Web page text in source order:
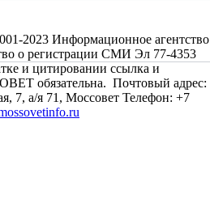
2023 Информационное агентство
о регистрации СМИ Эл 77-4353
и цитировании ссылка и
обязательна. Почтовый адрес:
7, а/я 71, Моссовет Телефон: +7